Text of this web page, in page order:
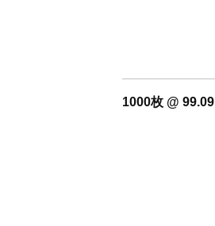
1000枚 @ 99.09